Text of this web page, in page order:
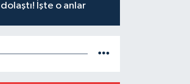
dolaştı! İşte o anlar